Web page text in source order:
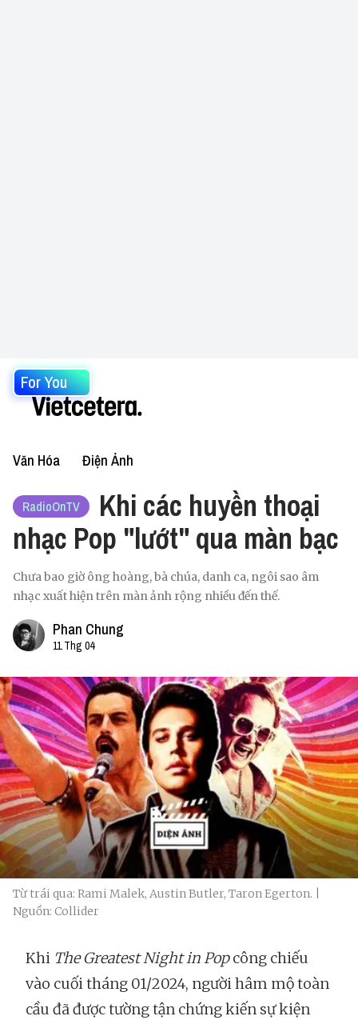
For You
Văn Hóa Điện Ảnh
RadioOnTV
Khi các huyền thoại
nhạc Pop "lướt" qua màn bạc
Chưa bao giờ ông hoàng, bà chúa, danh ca, ngôi sao âm
nhạc xuất hiện trên màn ảnh rộng nhiều đến thế.
Phan Chung
11 Thg 04
Từ trái qua: Rami Malek, Austin Butler, Taron Egerton. |
Nguồn: Collider
Khi The Greatest Night in Popcông chiếu
vào cuối tháng 01/2024, người hâm mộ toàn
cầu đã được tường tận chứng kiến sự kiện